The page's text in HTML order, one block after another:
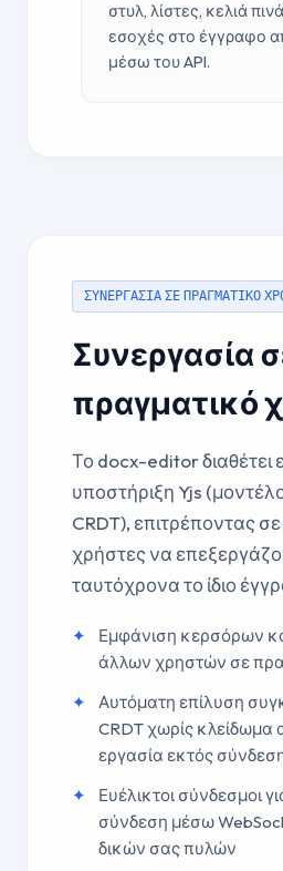
στυλ, λίστες, κελιά
εσοχές στο έγγραφο
μέσω του API.
ΣΥΝΕΡΓΑΣΙΑ ΣΕ ΠΡΑΓΜΑΤΙΚΟ
Συνεργασία
πραγματικό
Το docx-editor διαθέτει
υποστήριξη Yjs
CRDT), επιτρέποντας
χρήστες να
ταυτόχρονα το ίδιο
Εμφάνιση κερσόρων
άλλων χρηστών σε
Αυτόματη επίλυση
CRDT χωρίς κλείδωμα
εργασία εκτός
Ευέλικτοι σύνδεσμοι
σύνδεση μέσω
δικών σας πυλών